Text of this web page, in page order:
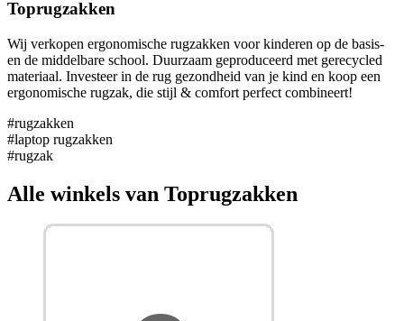
Toprugzakken
Wij verkopen ergonomische rugzakken voor kinderen op de basis-
en de middelbare school. Duurzaam geproduceerd met gerecycled
materiaal. Investeer in de rug gezondheid van je kind en koop een
ergonomische rugzak, die stijl & comfort perfect combineert!
#rugzakken
#laptop rugzakken
#rugzak
Alle winkels van Toprugzakken